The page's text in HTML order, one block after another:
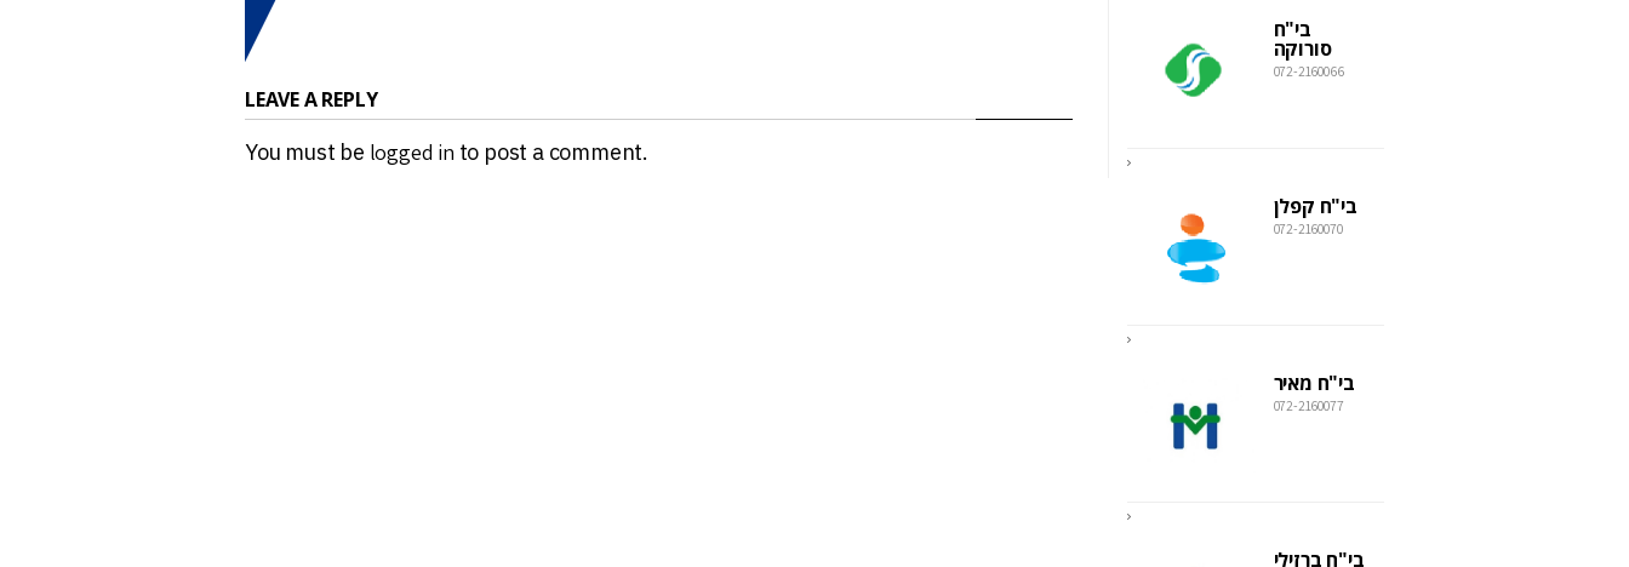
LEAVE A REPLY
You must be logged in to post a comment.
בי"ח
סורוקה
072-2160066
בי"ח קפלן
072-2160070
בי"ח מאיר
072-2160077
בי"ח ברזילי